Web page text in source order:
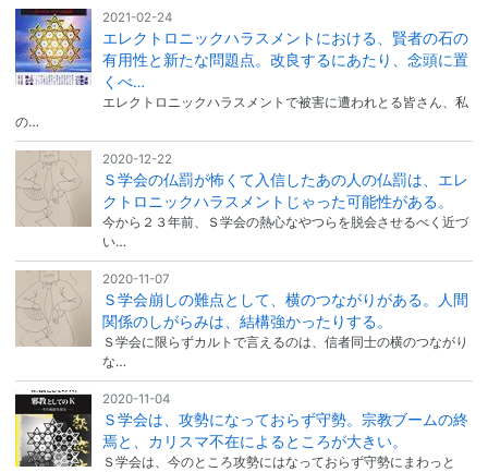
2021-02-24
エレクトロニックハラスメントにおける、賢者の石の
有用性と新たな問題点。改良するにあたり、念頭に置
くべ…
エレクトロニックハラスメントで被害に遭われとる皆さん、私
の…
2020-12-22
Ｓ学会の仏罰が怖くて入信したあの人の仏罰は、エレ
クトロニックハラスメントじゃった可能性がある。
今から２３年前、Ｓ学会の熱心なやつらを脱会させるべく近づ
い…
2020-11-07
Ｓ学会崩しの難点として、横のつながりがある。人間
関係のしがらみは、結構強かったりする。
Ｓ学会に限らずカルトで言えるのは、信者同士の横のつながり
な…
2020-11-04
Ｓ学会は、攻勢になっておらず守勢。宗教ブームの終
焉と、カリスマ不在によるところが大きい。
Ｓ学会は、今のところ攻勢にはなっておらず守勢にまわっと